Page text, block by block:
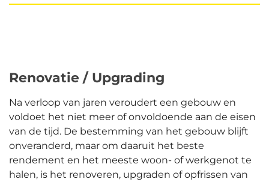
Renovatie / Upgrading
Na verloop van jaren veroudert een gebouw en
voldoet het niet meer of onvoldoende aan de eisen
van de tijd. De bestemming van het gebouw blijft
onveranderd, maar om daaruit het beste
rendement en het meeste woon- of werkgenot te
halen, is het renoveren, upgraden of opfrissen van